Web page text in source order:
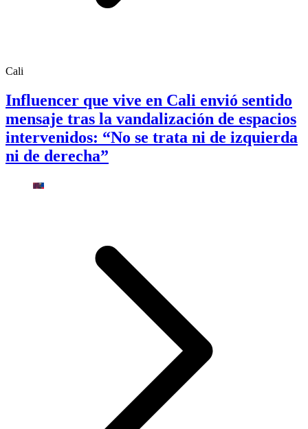
Cali
Influencer que vive en Cali envió sentido
mensaje tras la vandalización de espacios
intervenidos: “No se trata ni de izquierda
ni de derecha”